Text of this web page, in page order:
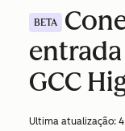
BETA
GCC
Ultima atualização: